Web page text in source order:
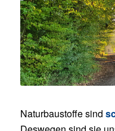
Naturbaustoffe sind